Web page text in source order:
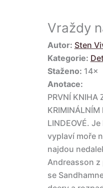
Vraždy
Autor: Sten
Kategorie:
Staženo: 14×
Anotace:
PRVNÍ KNIHA
KRIMINÁLNÍM
LINDEOVÉ.
vyplaví moře
najdou
Andreasson
se